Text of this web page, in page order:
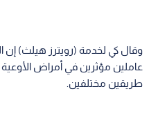
وقال كي لخدمة (رويترز هيلث) إن
عاملين مؤثرين في أمراض الأوعية
طريقين مختلفين.